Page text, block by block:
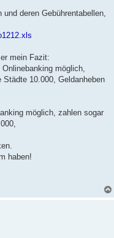
deren Gebührentabellen,
mein Fazit:
möglich,
10.000, Geldanheben
möglich, zahlen sogar
haben!